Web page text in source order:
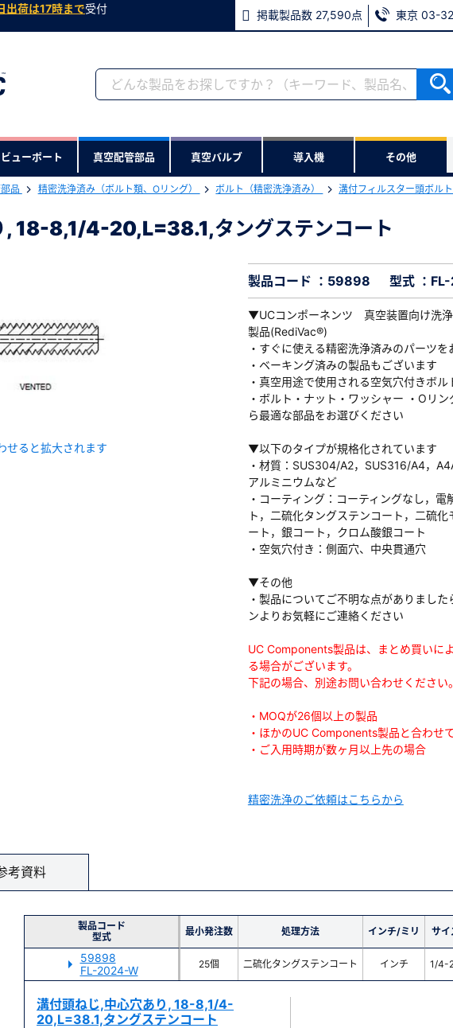
出荷は17時まで受付
掲載製品数 27,590点 東京 03-
ビューポート 真空配管部品 真空バルブ 導入機 その他
品 精密洗浄済み（ボルト類、Oリング） ボルト（精密洗浄済み） 溝付フィルスター頭ボルト
, 18-8,1/4-20,L=38.1,タングステンコート
せると拡大されます
製品コード ：59898 型式 ：
▼UCコンポーネンツ 真空装置向け洗浄
製品(RediVac®)
・すぐに使える精密洗浄済みのパーツを
・ベーキング済みの製品もございます
・真空用途で使用される空気穴付きボ
・ボルト・ナット・ワッシャー ・Oリ
ら最適な部品をお選びください
▼以下のタイプが規格化されています
・材質：SUS304/A2，SUS316/A4，
アルミニウムなど
・コーティング：コーティングなし，電
ト，二硫化タングステンコート，二硫
ート，銀コート，クロム酸銀コート
・空気穴付き：側面穴、中央貫通穴
▼その他
・製品についてご不明な点がありまし
ンよりお気軽にご連絡ください
UC Components製品は、まとめ買いに
る場合がございます。
下記の場合、別途お問い合わせください。
・MOQが26個以上の製品
・ほかのUC Components製品と合わせ
・ご入用時期が数ヶ月以上先の場合
精密洗浄のご依頼はこちらから
考資料
製品コード
型式
最小発注数 処理方法 インチ/ミリ サイ
59898
FL-2024-W
25個 二硫化タングステンコート インチ 1/4-
溝付頭ねじ,中心穴あり, 18-8,1/4-
20,L=38.1,タングステンコート
RoHS2適合報告書のダウンロードをします。
会社・学校・研究機関名
ダウンロードする
員登録がお済みでない方
れば、便利な機能がご利用いただけます。
込み頂いてから本登録となるまで、数日間かかる場合があります。
断りする場合があります。
※メールアドレ